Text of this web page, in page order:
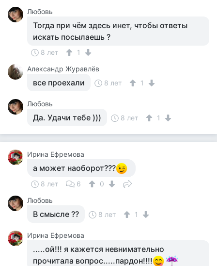
Любовь
Тогда при чём здесь инет, чтобы ответы
искать посылаешь ?
8 лет
1
Александр Журавлёв
все проехали 8 лет 1
Любовь
Да. Удачи тебе ))) 8 лет 1
Ирина Ефремова
а может наоборот???
8 лет 6
0
Любовь
В смысле ?? 8 лет 1
Ирина Ефремова
.....ой!!! я кажется невнимательно
прочитала вопрос.....пардон!!!!